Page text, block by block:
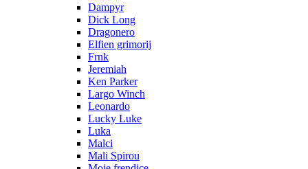
Dampyr
Dick Long
Dragonero
Elfien grimorij
Frnk
Jeremiah
Ken Parker
Largo Winch
Leonardo
Lucky Luke
Luka
Malci
Mali Spirou